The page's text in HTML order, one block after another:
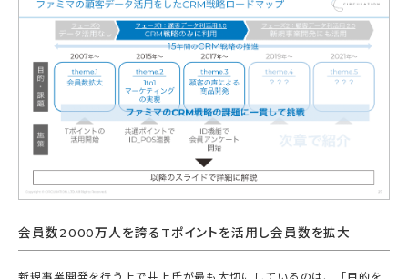
会員数2000万人を誇るTポイントを活用し会員数を拡大